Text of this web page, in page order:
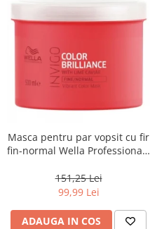
Masca pentru par vopsit cu fir
fin-normal Wella Professionals
151,25 Lei
99,99 Lei
ADAUGA IN COS